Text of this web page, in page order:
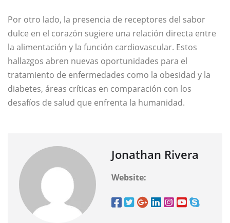
Por otro lado, la presencia de receptores del sabor
dulce en el corazón sugiere una relación directa entre
la alimentación y la función cardiovascular. Estos
hallazgos abren nuevas oportunidades para el
tratamiento de enfermedades como la obesidad y la
diabetes, áreas críticas en comparación con los
desafíos de salud que enfrenta la humanidad.
Jonathan Rivera
Website: